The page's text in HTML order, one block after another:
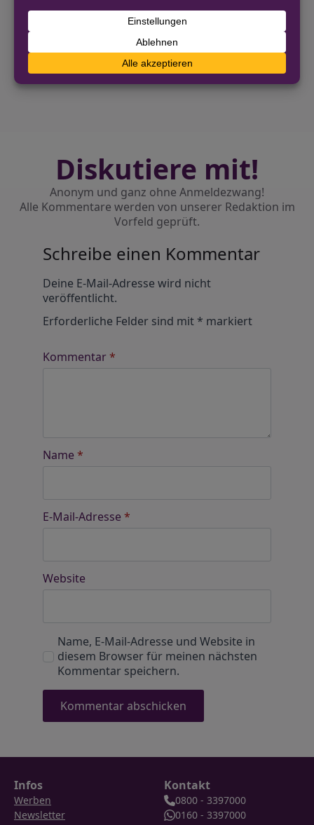
FW Hünxe: Ausgelöste Brandmeldeanlage in
NÄCHSTER BEITRAG
Einbruch in Wohnung in Schwelm:
Wertgegenstände entwendet
Diskutiere mit!
Anonym und ganz ohne Anmeldezwang!
Alle Kommentare werden von unserer Redaktion im
Vorfeld geprüft.
Schreibe einen Kommentar
Deine E-Mail-Adresse wird nicht
veröffentlicht.
Erforderliche Felder sind mit* markiert
Kommentar*
Name *
E-Mail-Adresse *
Website
Name, E-Mail-Adresse und Website in
diesem Browser für meinen nächsten
Kommentar speichern.
Infos
Werben
Newsletter
Kontakt
0800 - 3397000
0160 - 3397000